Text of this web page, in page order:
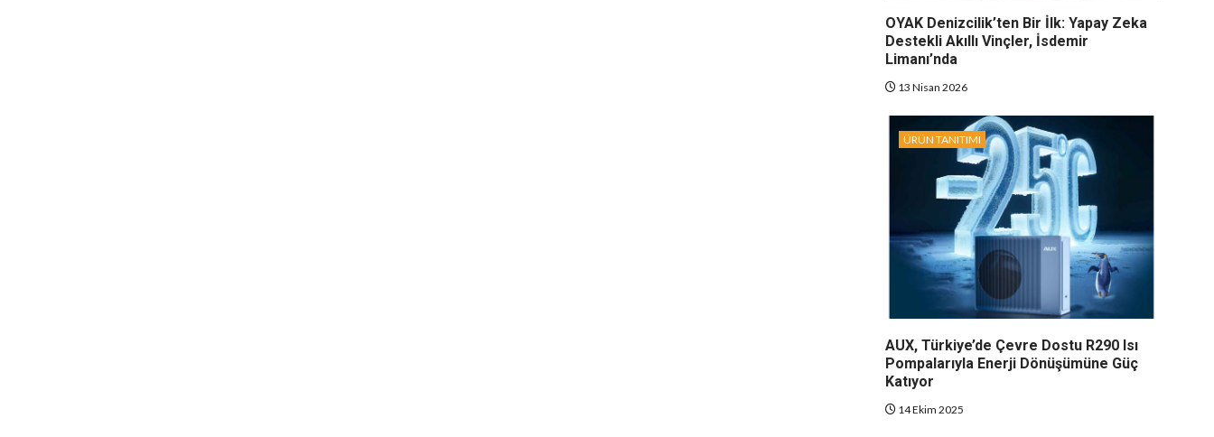
OYAK Denizcilik’ten Bir İlk: Yapay Zeka
Destekli Akıllı Vinçler, İsdemir
Limanı’nda
13 Nisan 2026
ÜRÜN TANITIMI
AUX, Türkiye’de Çevre Dostu R290 Isı
Pompalarıyla Enerji Dönüşümüne Güç
Katıyor
14 Ekim 2025